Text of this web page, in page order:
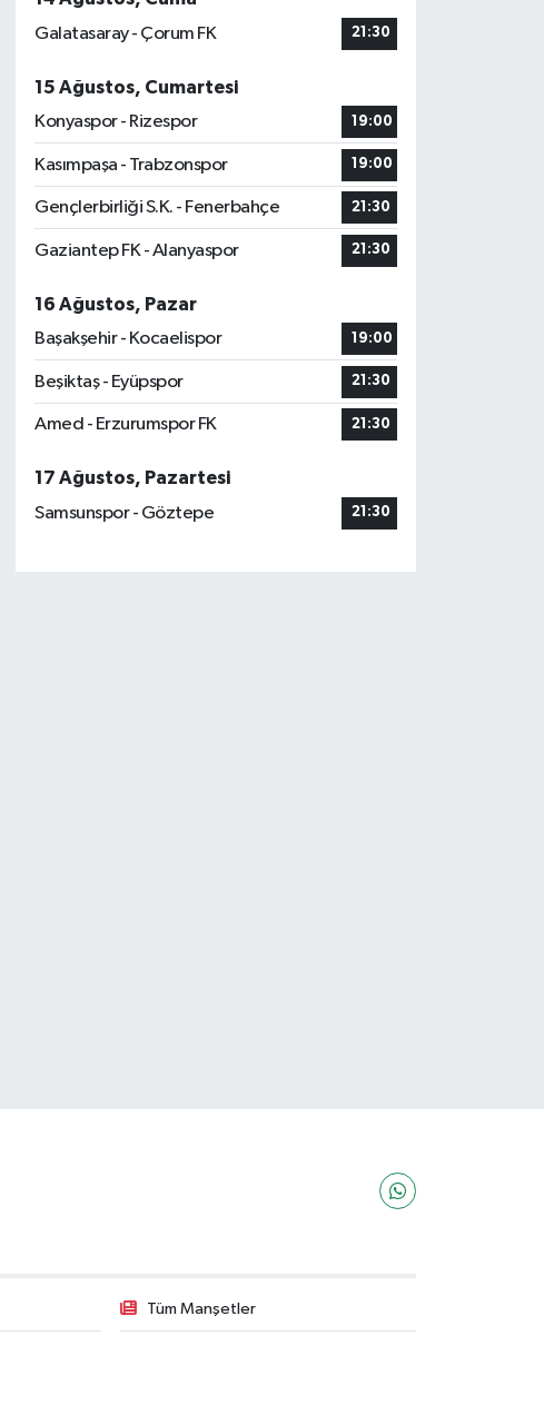
Galatasaray - Çorum FK
21:30
15 Ağustos, Cumartesi
Konyaspor - Rizespor
19:00
Kasımpaşa - Trabzonspor 19:00
Gençlerbirliği S.K. - Fenerbahçe 21:30
Gaziantep FK - Alanyaspor 21:30
16 Ağustos, Pazar
Başakşehir - Kocaelispor
19:00
Beşiktaş - Eyüpspor 21:30
Amed - Erzurumspor FK 21:30
17 Ağustos, Pazartesi
Samsunspor - Göztepe
21:30
Tüm Manşetler